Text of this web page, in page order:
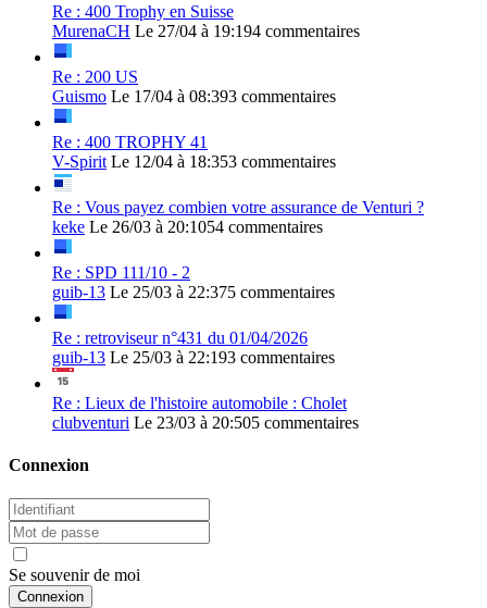
Re : 400 Trophy en Suisse
MurenaCH Le 27/04 à 19:194 commentaires
Re : 200 US
Guismo Le 17/04 à 08:393 commentaires
Re : 400 TROPHY 41
V-Spirit Le 12/04 à 18:353 commentaires
Re : Vous payez combien votre assurance de Venturi ?
keke Le 26/03 à 20:1054 commentaires
Re : SPD 111/10 - 2
guib-13 Le 25/03 à 22:375 commentaires
Re : retroviseur n°431 du 01/04/2026
guib-13 Le 25/03 à 22:193 commentaires
Re : Lieux de l'histoire automobile : Cholet
clubventuri Le 23/03 à 20:505 commentaires
Connexion
Se souvenir de moi